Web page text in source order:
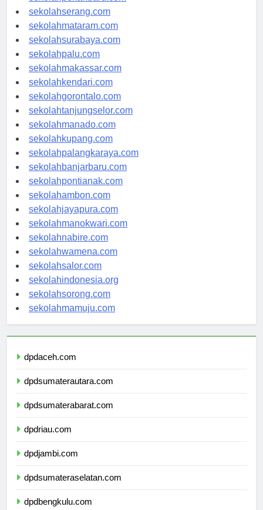
sekolahpekanbaru.com
sekolahserang.com
sekolahmataram.com
sekolahsurabaya.com
sekolahpalu.com
sekolahmakassar.com
sekolahkendari.com
sekolahgorontalo.com
sekolahtanjungselor.com
sekolahmanado.com
sekolahkupang.com
sekolahpalangkaraya.com
sekolahbanjarbaru.com
sekolahpontianak.com
sekolahambon.com
sekolahjayapura.com
sekolahmanokwari.com
sekolahnabire.com
sekolahwamena.com
sekolahsalor.com
sekolahindonesia.org
sekolahsorong.com